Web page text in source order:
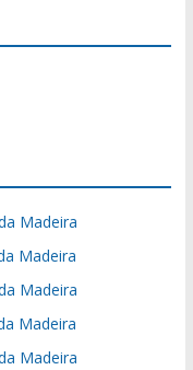
Madeira
Madeira
Madeira
Madeira
Madeira